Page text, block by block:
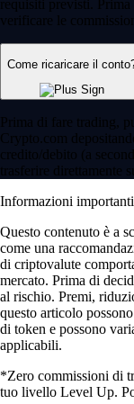
requisiti previsti.
verificare le
Come ricaricare il
Prima di fare trading,
Crypto.com
credito/debito (a
trasferire direttamente
Informazioni importanti
Questo contenuto è a
come una
di criptovalute
mercato. Prima di
al rischio. Premi,
questo articolo
di token e possono
applicabili.
*Zero commissioni di
tuo livello Level Up.